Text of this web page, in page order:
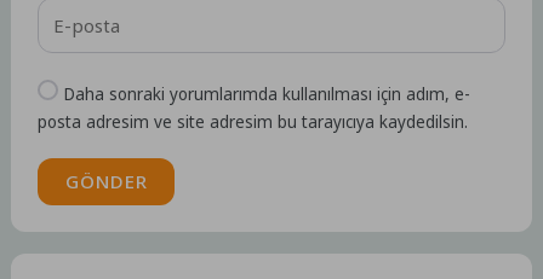
Daha sonraki yorumlarımda kullanılması için adım, e-
posta adresim ve site adresim bu tarayıcıya kaydedilsin.
GÖNDER